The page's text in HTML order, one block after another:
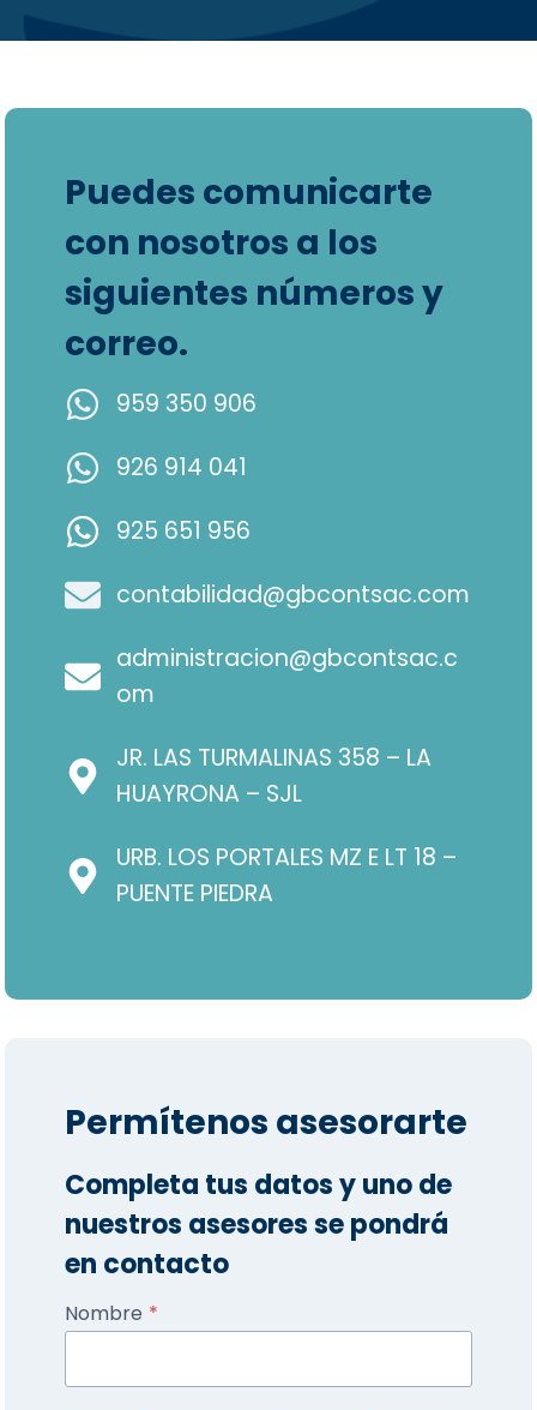
Puedes comunicarte
con nosotros a los
siguientes números y
correo.
959 350 906
926 914 041
925 651 956
contabilidad@gbcontsac.com
administracion@gbcontsac.c
om
JR. LAS TURMALINAS 358 – LA
HUAYRONA – SJL
URB. LOS PORTALES MZ E LT 18 –
PUENTE PIEDRA
Permítenos asesorarte
Completa tus datos y uno de
nuestros asesores se pondrá
en contacto
Nombre *